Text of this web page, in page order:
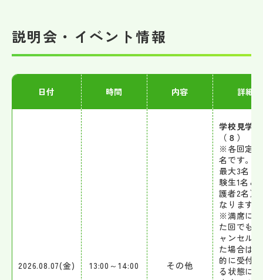
サイトマップ
運営会社
説明会・イベント情報
日付 時間 内容 詳細
2026.08.07(金) 13:00～14:00 その他
学校見学会
（８）
※各回定
名です。1
最大3名（
験生1名と
護者2名）
なります。
※満席に
た回でも
ャンセル
た場合は
的に受付
る状態に